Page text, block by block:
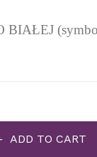
BIAŁEJ
ADD TO CART